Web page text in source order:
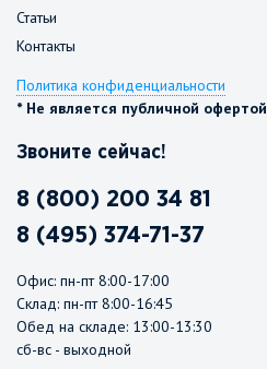
Статьи
Контакты
Политика конфиденциальности
* Не является публичной офертой
Звоните сейчас!
8 (800) 200 34 81
8 (495) 374-71-37
Офис: пн-пт 8:00-17:00
Склад: пн-пт 8:00-16:45
Обед на складе: 13:00-13:30
сб-вс - выходной